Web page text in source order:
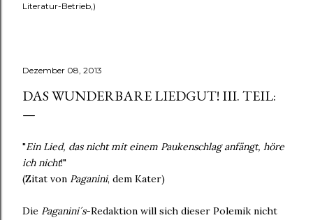
Literatur-Betrieb,)
Dezember 08, 2013
DAS WUNDERBARE LIEDGUT! III. TEIL:
"Ein Lied, das nicht mit einem Paukenschlag anfängt, höre
ich nicht!"
(Zitat von Paganini, dem Kater)
Die Paganini´s-Redaktion will sich dieser Polemik nicht